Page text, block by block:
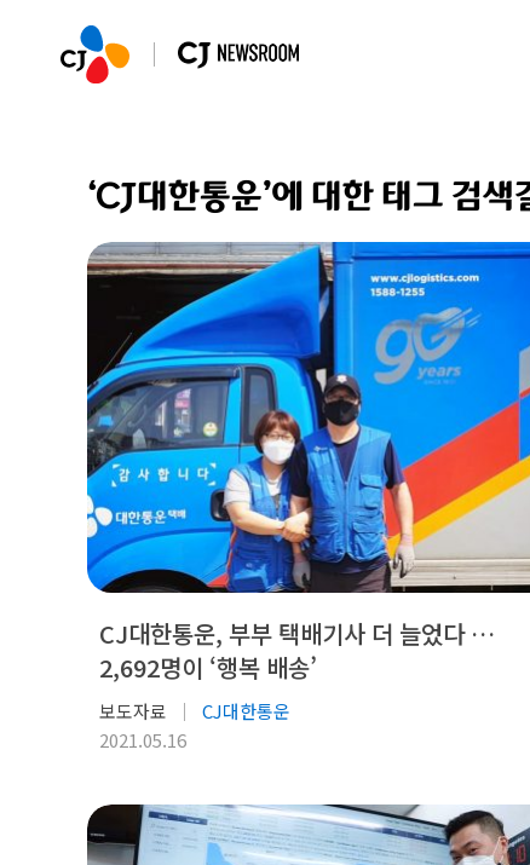
‘CJ대한통운’에 대한 태그 검색
CJ대한통운, 부부 택배기사 더 늘었다 …
2,692명이 ‘행복 배송’
보도자료
CJ대한통운
2021.05.16